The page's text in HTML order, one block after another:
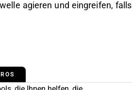
agieren und eingreifen, falls